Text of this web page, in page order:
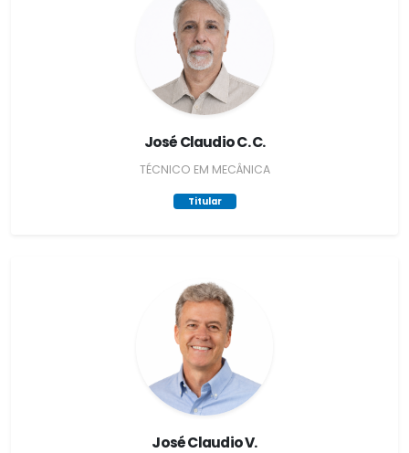
José Claudio C. C.
TÉCNICO EM MECÂNICA
Titular
José Claudio V.